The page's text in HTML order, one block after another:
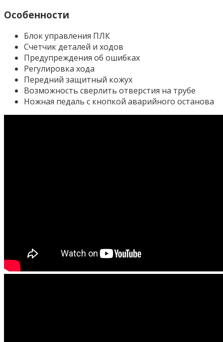
Особенности
Блок управления ПЛК
Счетчик деталей и ходов
Предупреждения об ошибках
Регулировка хода
Передний защитный кожух
Возможность сверлить отверстия на трубе
Ножная педаль с кнопкой аварийного останова